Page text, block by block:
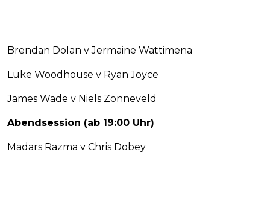
Brendan Dolan v Jermaine Wattimena
Luke Woodhouse v Ryan Joyce
James Wade v Niels Zonneveld
Abendsession (ab 19:00 Uhr)
Madars Razma v Chris Dobey